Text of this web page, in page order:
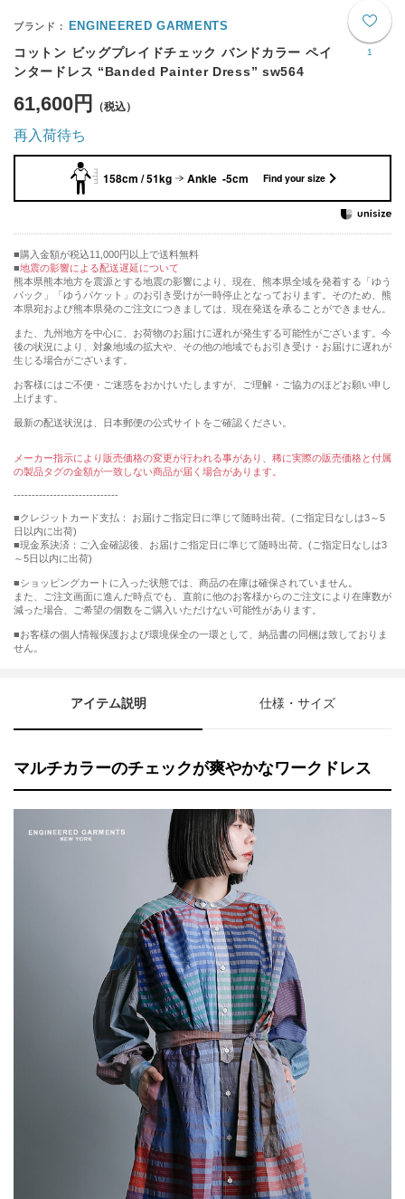
1
ENGINEERED GARMENTS
コットン ビッグプレイドチェック バンドカラー ペイ
ンタードレス “Banded Painter Dress” sw564
61,600円
再入荷待ち
158cm / 51kg Ankle -5cm Find your size
購入金額が税込11,000円以上で送料無料
地震の影響による配送遅延について
熊本県熊本地方を震源とする地震の影響により、現在、熊本県全域を発着する「ゆう
パック」「ゆうパケット」のお引き受けが一時停止となっております。そのため、熊
本県宛および熊本県発のご注文につきましては、現在発送を承ることができません。
また、九州地方を中心に、お荷物のお届けに遅れが発生する可能性がございます。今
後の状況により、対象地域の拡大や、その他の地域でもお引き受け・お届けに遅れが
生じる場合がございます。
お客様にはご不便・ご迷惑をおかけいたしますが、ご理解・ご協力のほどお願い申し
上げます。
最新の配送状況は、日本郵便の公式サイトをご確認ください。
メーカー指示により販売価格の変更が行われる事があり、稀に実際の販売価格と付属
の製品タグの金額が一致しない商品が届く場合があります。
-----------------------------
■クレジットカード支払： お届けご指定日に準じて随時出荷。(ご指定日なしは3～5
日以内に出荷)
■現金系決済：ご入金確認後、お届けご指定日に準じて随時出荷。(ご指定日なしは3
～5日以内に出荷)
■ショッピングカートに入った状態では、商品の在庫は確保されていません。
また、ご注文画面に進んだ時点でも、直前に他のお客様からのご注文により在庫数が
減った場合、ご希望の個数をご購入いただけない可能性があります。
■お客様の個人情報保護および環境保全の一環として、納品書の同梱は致しておりま
せん。
アイテム説明 仕様・サイズ
マルチカラーのチェックが爽やかなワークドレス